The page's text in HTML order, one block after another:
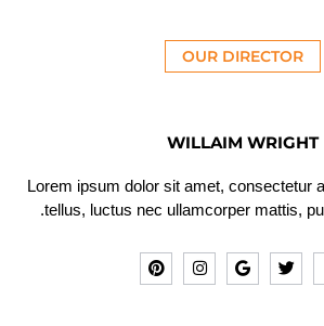
OUR DIRECTOR
WILLAIM WRIGHT
Lorem ipsum dolor sit amet, consectetur
tellus, luctus nec ullamcorper mattis,